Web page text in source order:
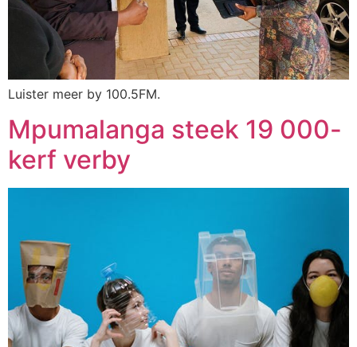
Luister meer by 100.5FM.
Mpumalanga steek 19 000-
kerf verby